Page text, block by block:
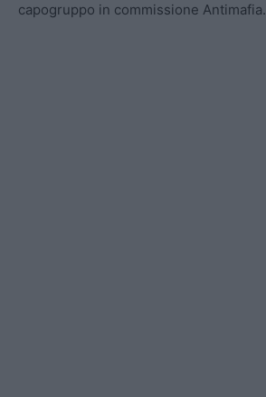
capogruppo in commissione Antimafia.